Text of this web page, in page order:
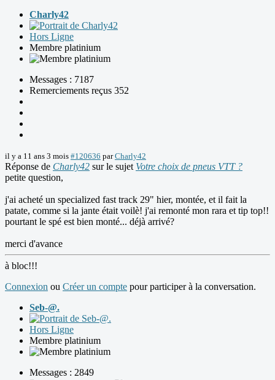
Charly42
Hors Ligne
Membre platinium
Messages : 7187
Remerciements reçus 352
il y a 11 ans 3 mois #120636 parCharly42
Réponse de Charly42 sur le sujet Votre choix de pneus VTT ?
petite question,
j'ai acheté un specialized fast track 29" hier, montée, et il fait la
patate, comme si la jante était voilè! j'ai remonté mon rara et tip top!!
pourtant le spé est bien monté... déjà arrivé?
merci d'avance
à bloc!!!
Connexion ou Créer un compte pour participer à la conversation.
Seb-@.
Hors Ligne
Membre platinium
Messages : 2849